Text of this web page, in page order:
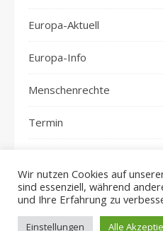
Europa-Aktuell
Europa-Info
Menschenrechte
Termin
Wir nutzen Cookies auf
sind essenziell, während
und Ihre Erfahrung zu
Einstellungen Alle